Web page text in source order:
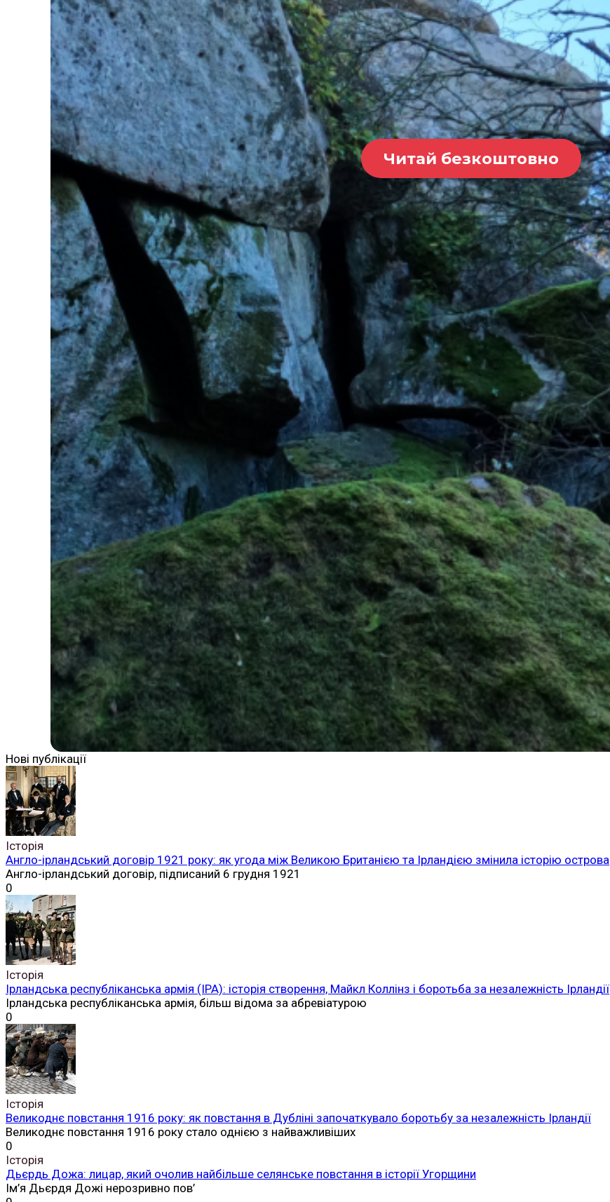
Читай безкоштовно
Нові публікації
Історія
Англо-ірландський договір 1921 року: як угода між Великою Британією та Ірландією змінила історію острова
Англо-ірландський договір, підписаний 6 грудня 1921
0
Історія
Ірландська республіканська армія (ІРА): історія створення, Майкл Коллінз і боротьба за незалежність Ірландії
Ірландська республіканська армія, більш відома за абревіатурою
0
Історія
Великоднє повстання 1916 року: як повстання в Дубліні започаткувало боротьбу за незалежність Ірландії
Великоднє повстання 1916 року стало однією з найважливіших
0
Історія
Дьєрдь Дожа: лицар, який очолив найбільше селянське повстання в історії Угорщини
Ім’я Дьєрдя Дожі нерозривно пов’